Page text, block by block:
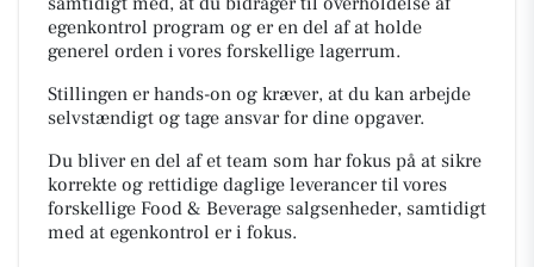
egenkontrol program og er en del af at holde
generel orden i vores forskellige lagerrum.
Stillingen er hands-on og kræver, at du kan arbejde
selvstændigt og tage ansvar for dine opgaver.
Du bliver en del af et team som har fokus på at sikre
korrekte og rettidige daglige leverancer til vores
forskellige Food & Beverage salgsenheder, samtidigt
med at egenkontrol er i fokus.